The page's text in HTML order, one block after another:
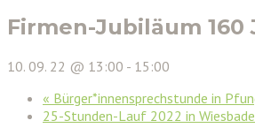
Firmen-Jubiläum 160
10. 09. 22 @ 13:00 - 15:00
« Bürger*innensprechstunde in
25-Stunden-Lauf 2022 in